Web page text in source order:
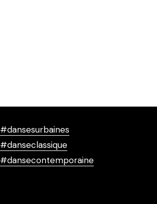
#dansesurbaines
#danseclassique
#dansecontemporaine